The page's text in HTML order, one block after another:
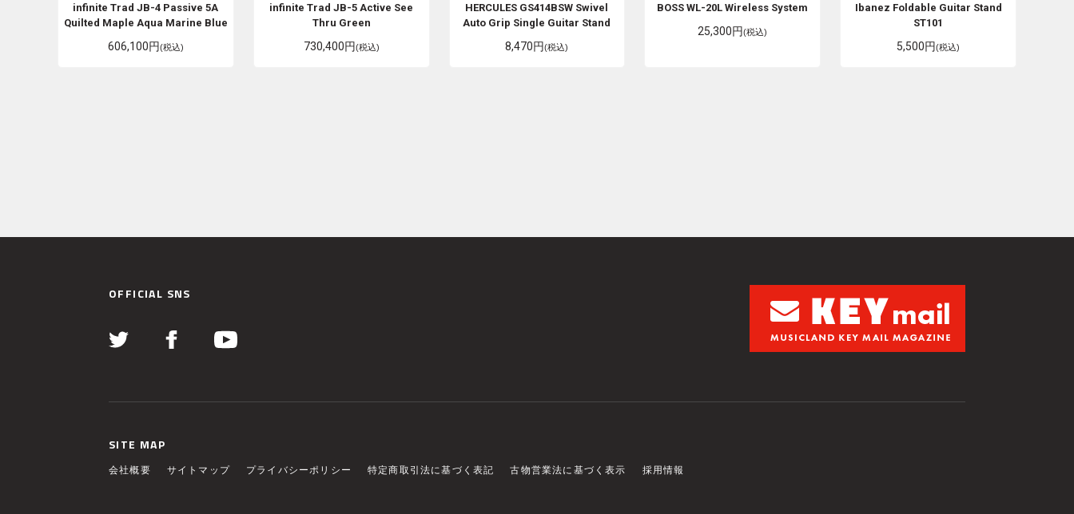
infiniteTrad JB-4 Passive 5A
Quilted Maple Aqua Marine Blue
606,100円(税込)
infiniteTrad JB-5 Active See
Thru Green
730,400円(税込)
HERCULES GS414BSW Swivel
Auto Grip Single Guitar Stand
8,470円(税込)
BOSSWL-20L Wireless System
25,300円(税込)
Ibanez Foldable Guitar Stand
ST101
5,500円(税込)
OFFICIAL SNS
SITE MAP
会社概要 サイトマップ プライバシーポリシー 特定商取引法に基づく表記 古物営業法に基づく表示 採用情報